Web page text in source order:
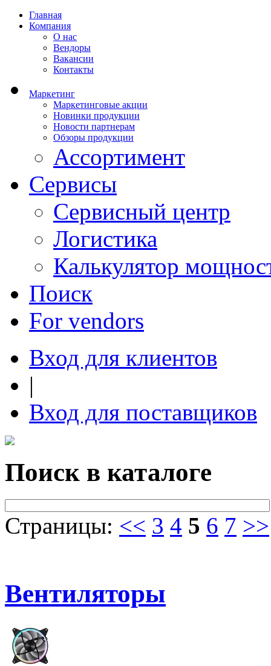
Главная
Компания
О нас
Вендоры
Вакансии
Контакты
Маркетинг
Маркетинговые акции
Новинки продукции
Новости партнерам
Обзоры продукции
Ассортимент
Сервисы
Сервисный центр
Логистика
Калькулятор
Поиск
For vendors
Вход для клиентов
|
Вход для поставщиков
Поиск в каталоге
Страницы: << 3 4 5 6 7 >>
Вентиляторы